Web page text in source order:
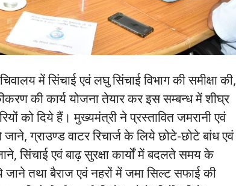
में सिंचाई एवं लघु सिंचाई विभाग की समीक्षा की,
की कार्य योजना तेयार कर इस सम्बन्ध में शीघ्र
को दिये हैं। मुख्यमंत्री ने प्रस्तावित जमरानी एवं
ग्राउण्ड वाटर रिचार्ज के लिये छोटे-छोटे बांध एवं
सिंचाई एवं बाढ़ सुरक्षा कार्यों में बदलते समय के
तथा बैराज एवं नहरों में जमा सिल्ट सफाई की